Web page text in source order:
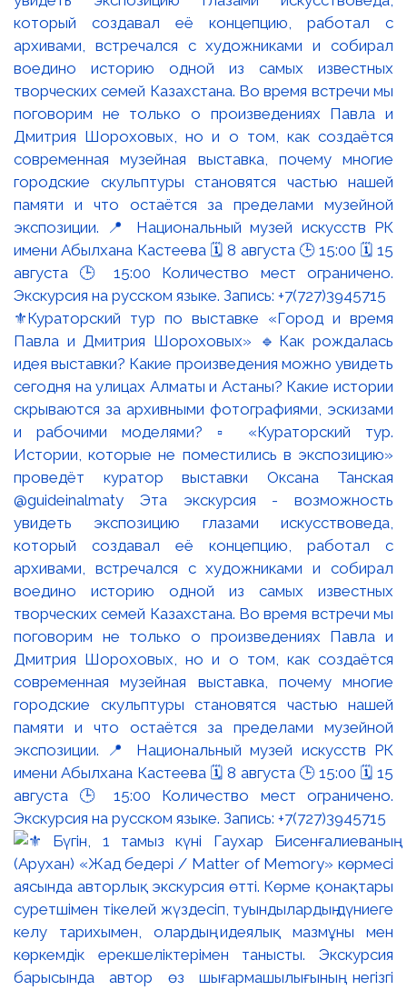
⚜️Кураторский тур по выставке «Город и время
Павла и Дмитрия Шороховых» 🔹Как рождалась
идея выставки? Какие произведения можно увидеть
сегодня на улицах Алматы и Астаны? Какие истории
скрываются за архивными фотографиями, эскизами
и рабочими моделями? ▫️ «Кураторский тур.
Истории, которые не поместились в экспозицию»
проведёт куратор выставки Оксана Танская
@guideinalmaty Эта экскурсия - возможность
увидеть экспозицию глазами искусствоведа,
который создавал её концепцию, работал с
архивами, встречался с художниками и собирал
воедино историю одной из самых известных
творческих семей Казахстана. Во время встречи мы
поговорим не только о произведениях Павла и
Дмитрия Шороховых, но и о том, как создаётся
современная музейная выставка, почему многие
городские скульптуры становятся частью нашей
памяти и что остаётся за пределами музейной
экспозиции. 📍 Национальный музей искусств РК
имени Абылхана Кастеева 🗓 8 августа 🕒 15:00 🗓 15
августа 🕒 15:00 Количество мест ограничено.
Экскурсия на русском языке. Запись: +7(727)3945715